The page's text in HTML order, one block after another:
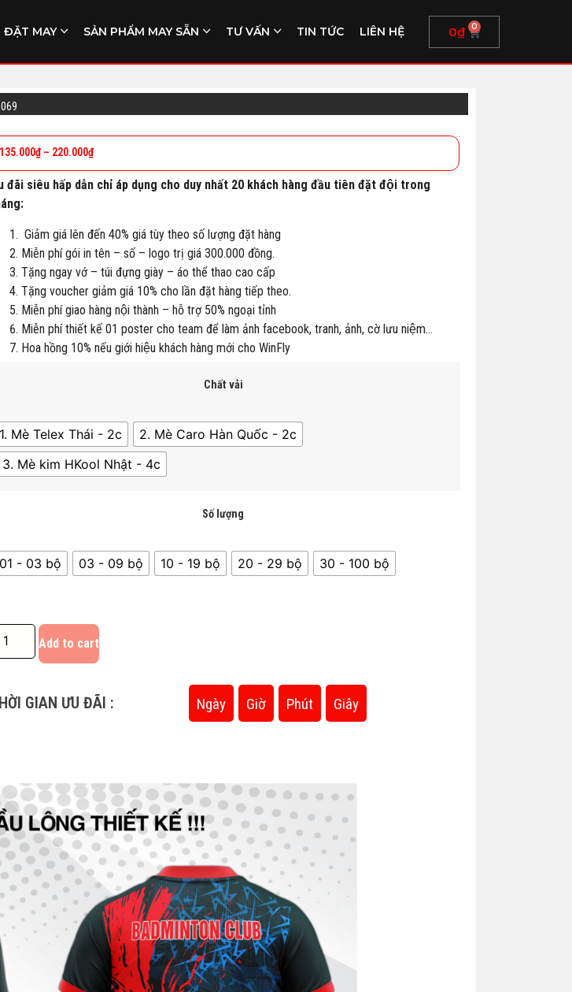
ĐẶT MAY SẢN PHẨM MAY SẴN TƯ VẤN TIN TỨC LIÊN HỆ 0₫ 0
135.000₫– 220.000₫
đãi siêu hấp dẫn chỉ áp dụng cho duy nhất 20 khách hàng đầu tiên đặt đội trong
Giảm giá lên đến 40% giá tùy theo số lượng đặt hàng
Miễn phí gói in tên – số – logo trị giá 300.000 đồng.
Tặng ngay vớ – túi đựng giày – áo thể thao cao cấp
Tặng voucher giảm giá 10% cho lần đặt hàng tiếp theo.
Miễn phí giao hàng nội thành – hỗ trợ 50% ngoại tỉnh
Miễn phí thiết kế 01 poster cho team để làm ảnh facebook, tranh, ảnh, cờ lưu niệm…
Hoa hồng 10% nếu giới hiệu khách hàng mới cho WinFly
Chất vải
1. Mè Telex Thái - 2c
2. Mè Caro Hàn Quốc - 2c
3. Mè kim HKool Nhật - 4c
Số lượng
01 - 03 bộ 03 - 09 bộ 10 - 19 bộ 20 - 29 bộ 30 - 100 bộ
Add to cart
GIAN ƯU ĐÃI : Ngày Giờ Phút Giây